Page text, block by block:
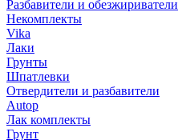
Разбавители и обезжириватели
Некомплекты
Vika
Лаки
Грунты
Шпатлевки
Отвердители и разбавители
Autop
Лак комплекты
Грунт